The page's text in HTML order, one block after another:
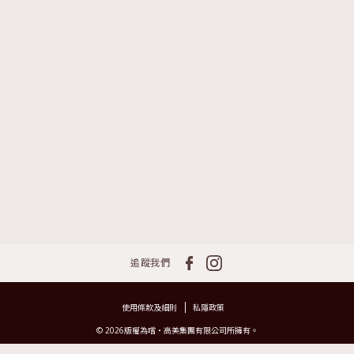
追蹤我們
© 2026版權為嚐‧高美集團有限公司所擁有。
使用條款及細則 私隱政策